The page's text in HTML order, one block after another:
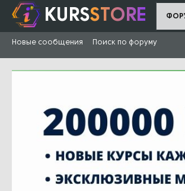
KURSSTORE
Новые сообщения Поиск по форуму